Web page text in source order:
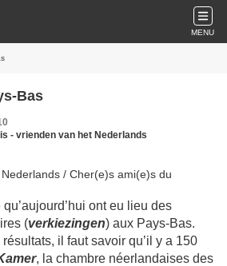
MENU
Bas
- vrienden van het Nederlands
/ Cher(e)s ami(e)s du
ont eu lieu des
(verkiezingen) aux Pays-Bas.
il faut savoir qu’il y a 150
, la chambre néerlandaises des